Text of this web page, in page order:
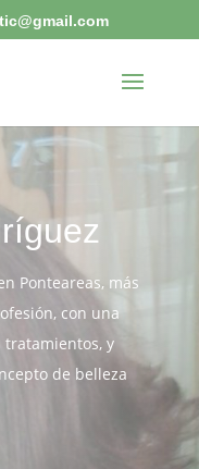
Ponteareas, más
con una
y
de belleza